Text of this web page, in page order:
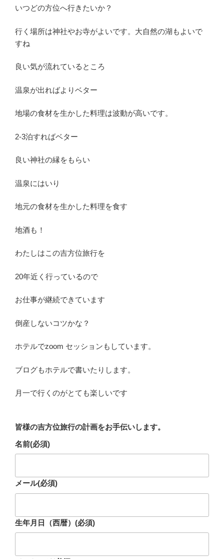
いつどの方位へ行きたいか？
行く場所は神社やお寺がよいです。大自然の湖もよいで
すね
良い気が流れているところ
温泉が出ればよりベター
地場の食材を生かした料理は波動が高いです。
2-3泊すればベター
良い神社の縁をもらい
温泉にはいり
地元の食材を生かした料理を食す
地酒も！
わたしはこの吉方位旅行を
20年近く行っているので
お仕事が継続できています
倒産しないコツかな？
ホテルでzoom セッションもしています。
ブログもホテルで書いたりします。
月一で行くのがとても楽しいです
皆様の吉方位旅行の計画をお手伝いします。
名前(必須)
メール(必須)
生年月日（西暦） (必須)